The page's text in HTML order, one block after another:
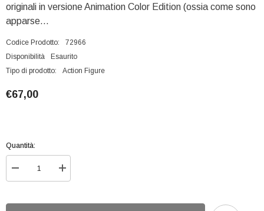
originali in versione Animation Color Edition (ossia come sono
apparse...
Codice Prodotto:
72966
Disponibilità
Esaurito
Tipo di prodotto:
Action Figure
€67,00
Quantità:
Diminuisci
quantità
Aumenta
quantità